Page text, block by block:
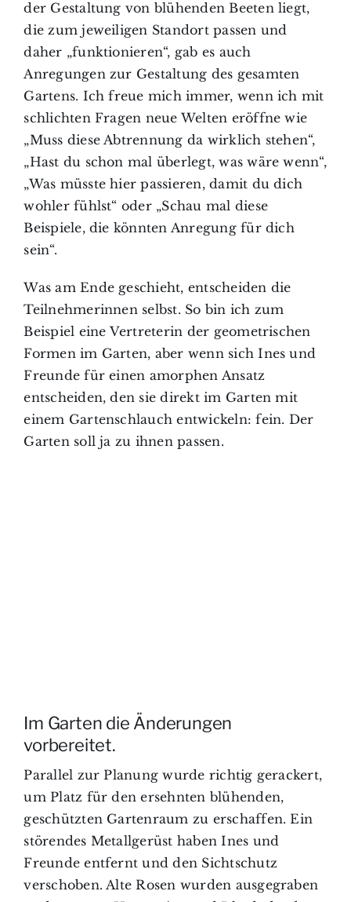
der Gestaltung von blühenden Beeten liegt,
die zum jeweiligen Standort passen und
daher „funktionieren“, gab es auch
Anregungen zur Gestaltung des gesamten
Gartens. Ich freue mich immer, wenn ich mit
schlichten Fragen neue Welten eröffne wie
„Muss diese Abtrennung da wirklich stehen“,
„Hast du schon mal überlegt, was wäre wenn“,
„Was müsste hier passieren, damit du dich
wohler fühlst“ oder „Schau mal diese
Beispiele, die könnten Anregung für dich
sein“.
Was am Ende geschieht, entscheiden die
Teilnehmerinnen selbst. So bin ich zum
Beispiel eine Vertreterin der geometrischen
Formen im Garten, aber wenn sich Ines und
Freunde für einen amorphen Ansatz
entscheiden, den sie direkt im Garten mit
einem Gartenschlauch entwickeln: fein. Der
Garten soll ja zu ihnen passen.
Im Garten die Änderungen
vorbereitet.
Parallel zur Planung wurde richtig gerackert,
um Platz für den ersehnten blühenden,
geschützten Gartenraum zu erschaffen. Ein
störendes Metallgerüst haben Ines und
Freunde entfernt und den Sichtschutz
verschoben. Alte Rosen wurden ausgegraben